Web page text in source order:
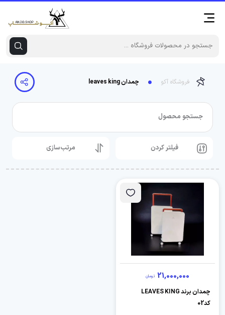
فروشگاه آکو چمدان leaves king
جستجو محصول
فیلتر کردن مرتب‌سازی
21,000,000 تومان
چمدان برند LEAVES KING
کد02